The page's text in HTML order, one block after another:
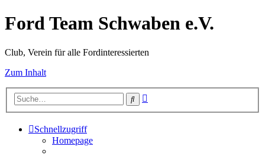
Ford Team Schwaben e.V.
Club, Verein für alle Fordinteressierten
Zum Inhalt
Suche
Schnellzugriff
Homepage